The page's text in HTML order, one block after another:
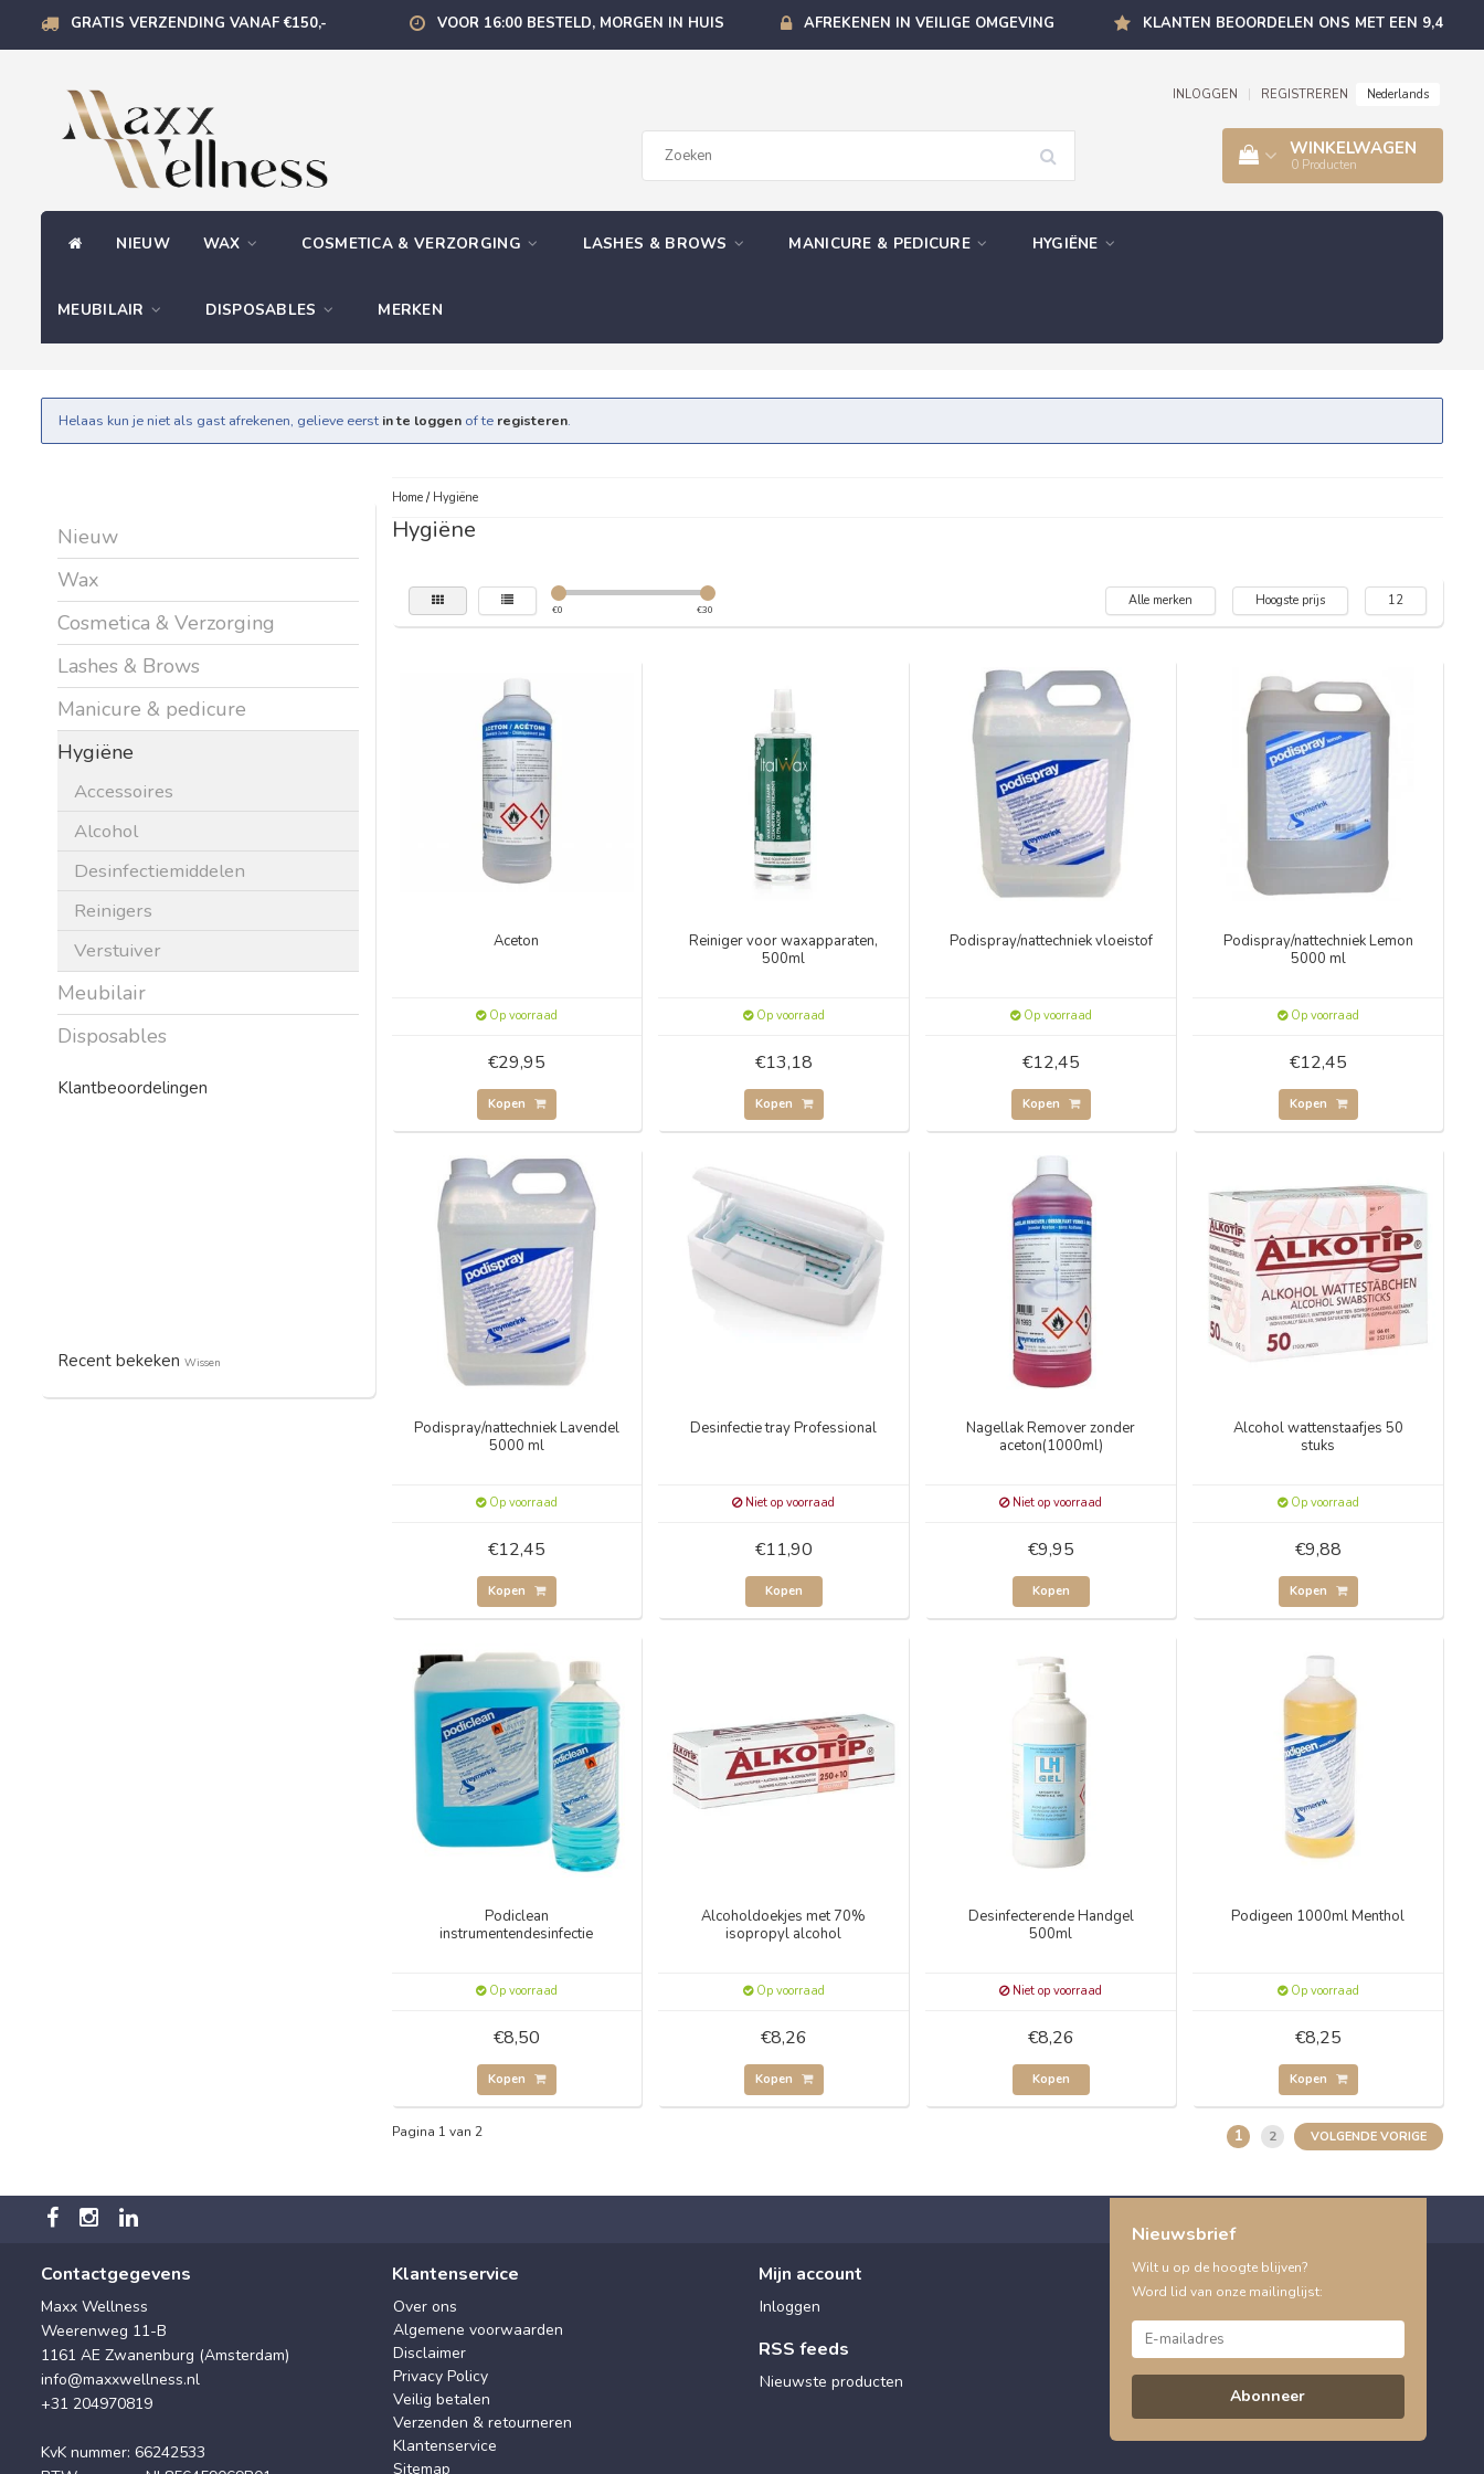
GRATIS VERZENDING VANAF €150,- VOOR 16:00 BESTELD, MORGEN IN HUIS AFREKENEN IN VEILIGE OMGEVING KLANTEN BEOORDELEN ONS MET EEN 9,4
INLOGGEN REGISTREREN Nederlands
WINKELWAGEN
0 Producten
NIEUW WAX COSMETICA & VERZORGING LASHES & BROWS MANICURE & PEDICURE HYGIËNE
MEUBILAIR DISPOSABLES MERKEN
Helaas kun je niet als gast afrekenen, gelieve eerst in te loggen of te registeren.
Nieuw
Wax
Cosmetica & Verzorging
Lashes & Brows
Manicure & pedicure
Hygiëne
Accessoires
Alcohol
Desinfectiemiddelen
Reinigers
Verstuiver
Meubilair
Disposables
Klantbeoordelingen
Recent bekeken Wissen
Home/ Hygiëne
Hygiëne
€0 €30
Alle merken Hoogste prijs 12
Aceton
Op voorraad
€29,95
Kopen
Reiniger voor waxapparaten,
500ml
Op voorraad
€13,18
Kopen
Podispray/nattechniek vloeistof
Op voorraad
€12,45
Kopen
Podispray/nattechniek Lemon
5000 ml
Op voorraad
€12,45
Kopen
Podispray/nattechniek Lavendel
5000 ml
Op voorraad
€12,45
Kopen
Desinfectie tray Professional
Niet op voorraad
€11,90
Kopen
Nagellak Remover zonder
aceton(1000ml)
Niet op voorraad
€9,95
Kopen
Alcohol wattenstaafjes 50
stuks
Op voorraad
€9,88
Kopen
Podiclean
instrumentendesinfectie
Op voorraad
€8,50
Kopen
Alcoholdoekjes met 70%
isopropyl alcohol
Op voorraad
€8,26
Kopen
Desinfecterende Handgel
500ml
Niet op voorraad
€8,26
Kopen
Podigeen 1000ml Menthol
Op voorraad
€8,25
Kopen
Pagina 1 van 2 1 2 VOLGENDE VORIGE
Contactgegevens
Maxx Wellness
Weerenweg 11-B
1161 AE Zwanenburg (Amsterdam)
info@maxxwellness.nl
+31 204970819
KvK nummer: 66242533
Klantenservice
Over ons
Algemene voorwaarden
Disclaimer
Privacy Policy
Veilig betalen
Verzenden & retourneren
Klantenservice
Sitemap
Mijn account
Inloggen
RSS feeds
Nieuwste producten
Nieuwsbrief
Wilt u op de hoogte blijven?
Word lid van onze mailinglijst:
Abonneer